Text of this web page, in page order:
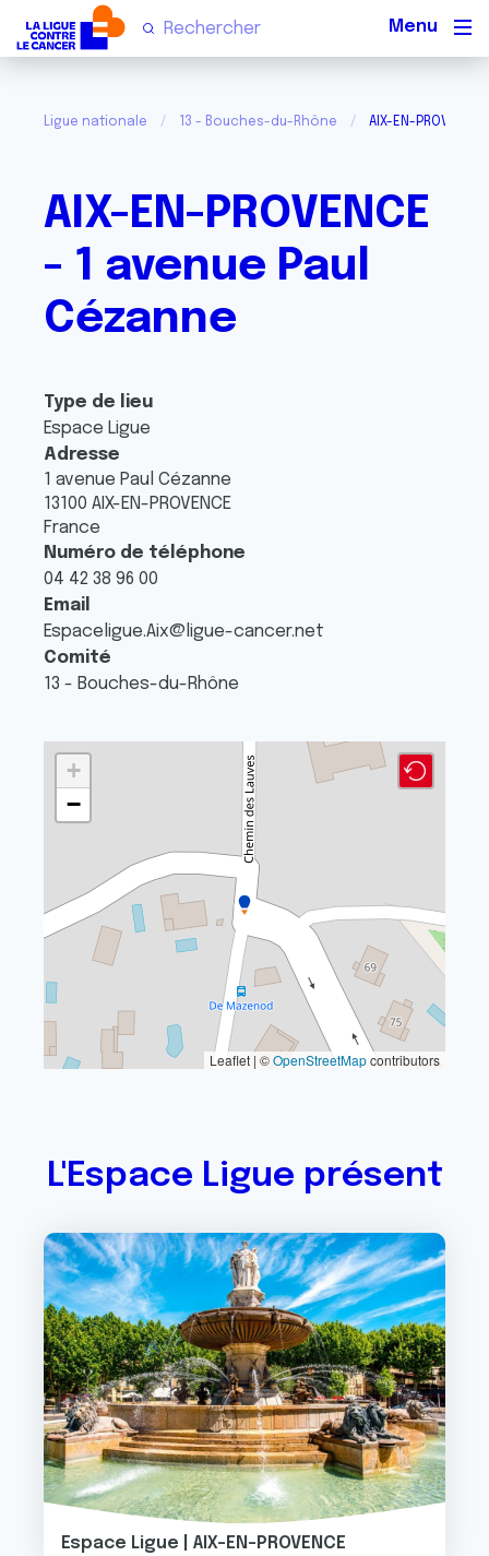
Ligue nationale 13 - Bouches-du-Rhône AIX-EN-
AIX-EN-PROVENCE
- 1 avenue Paul
Cézanne
Type de lieu
Espace Ligue
Adresse
1 avenue Paul Cézanne
13100 AIX-EN-PROVENCE
France
Numéro de téléphone
04 42 38 96 00
Email
Espaceligue.Aix@ligue-cancer.net
Comité
13 - Bouches-du-Rhône
+
−
Leaflet | ©OpenStreetMapcontributors
L'Espace Ligue présent
Image
Espace Ligue | AIX-EN-PROVENCE